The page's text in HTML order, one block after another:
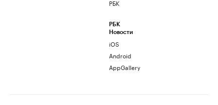
РБК
РБК
Новости
iOS
Android
AppGallery